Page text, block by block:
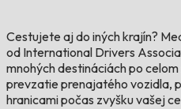
Cestujete aj do iných krajín?
od International Drivers
mnohých destináciách po
prevzatie prenajatého vozidla,
hranicami počas zvyšku vašej